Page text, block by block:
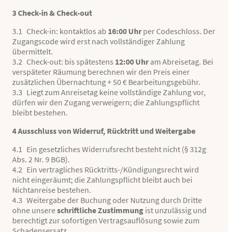
3 Check-in & Check-out
3.1 Check-in: kontaktlos ab 16:00 Uhrper Codeschloss. Der
Zugangscode wird erst nach vollständiger Zahlung
übermittelt.
3.2 Check-out: bis spätestens 12:00 Uhram Abreisetag. Bei
verspäteter Räumung berechnen wir den Preis einer
zusätzlichen Übernachtung + 50 € Bearbeitungsgebühr.
3.3 Liegt zum Anreisetag keine vollständige Zahlung vor,
dürfen wir den Zugang verweigern; die Zahlungspflicht
bleibt bestehen.
4 Ausschluss von Widerruf, Rücktritt und Weitergabe
4.1 Ein gesetzliches Widerrufsrecht besteht nicht (§ 312g
Abs. 2 Nr. 9 BGB).
4.2 Ein vertragliches Rücktritts-/Kündigungsrecht wird
nicht eingeräumt; die Zahlungspflicht bleibt auch bei
Nichtanreise bestehen.
4.3 Weitergabe der Buchung oder Nutzung durch Dritte
ohne unsereschriftliche Zustimmung ist unzulässig und
berechtigt zur sofortigen Vertragsauflösung sowie zum